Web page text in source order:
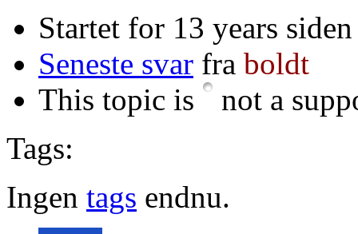
Startet for 13 years
Seneste svar fra boldt
This topic is
not a
Tags:
Ingen tags endnu.